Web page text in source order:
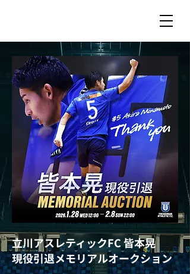
立川アスレティックFC 皆本晃
現役引退メモリアルオークション